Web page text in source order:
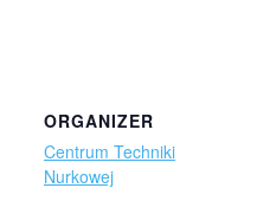
ORGANIZER
Centrum Techniki
Nurkowej